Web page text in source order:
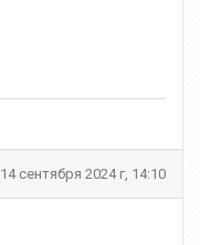
14 сентября 2024 г, 14:10